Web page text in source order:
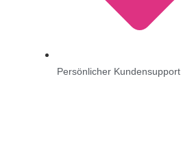
Persönlicher Kundensupport